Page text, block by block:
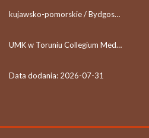
kujawsko-pomorskie / Bydgoszcz
UMK w Toruniu Collegium Medicum im. Ludwika Rydygiera
Data dodania: 2026-07-31